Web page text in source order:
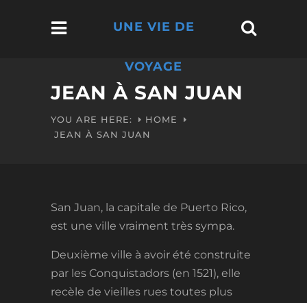
UNE VIE DE
VOYAGE
JEAN À SAN JUAN
YOU ARE HERE:
HOME
JEAN À SAN JUAN
San Juan, la capitale de Puerto Rico,
est une ville vraiment très sympa.
Deuxième ville à avoir été construite
par les Conquistadors (en 1521), elle
recèle de vieilles rues toutes plus